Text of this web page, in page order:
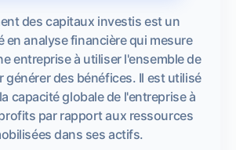
des capitaux investis est un
en analyse financière qui mesure
entreprise à utiliser l'ensemble de
générer des bénéfices. Il est utilisé
capacité globale de l'entreprise à
par rapport aux ressources
dans ses actifs.